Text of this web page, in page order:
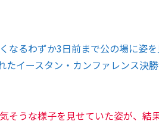
るわずか3日前まで公の場に姿
イースタン・カンファレンス決
そうな様子を見せていた姿が、結